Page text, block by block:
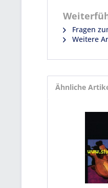
Fragen
Weitere
Ähnliche